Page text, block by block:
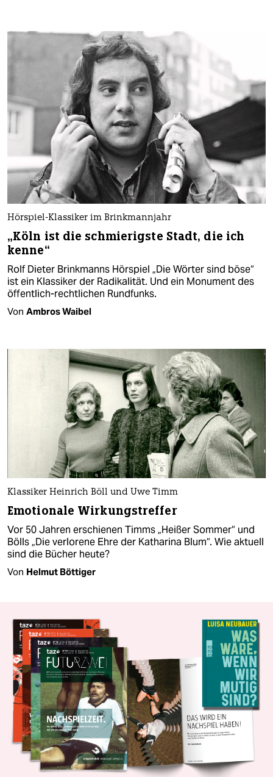
Hörspiel-Klassiker im Brinkmannjahr
„Köln ist die schmierigste Stadt, die ich
kenne“
Rolf Dieter Brinkmanns Hörspiel „Die Wörter sind böse“
ist ein Klassiker der Radikalität. Und ein Monument des
öffentlich-rechtlichen Rundfunks.
Von Ambros Waibel
Klassiker Heinrich Böll und Uwe Timm
Emotionale Wirkungstreffer
Vor 50 Jahren erschienen Timms „Heißer Sommer“ und
Bölls „Die verlorene Ehre der Katharina Blum“. Wie aktuell
sind die Bücher heute?
Von Helmut Böttiger